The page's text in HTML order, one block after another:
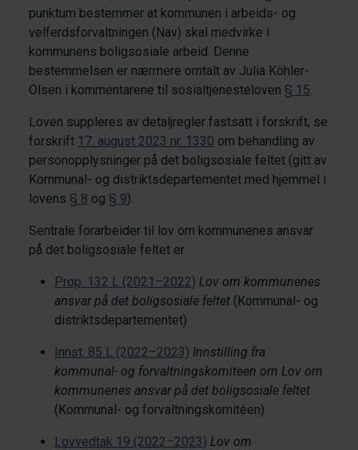
punktum bestemmer at kommunen i arbeids- og
velferdsforvaltningen (Nav) skal medvirke i
kommunens boligsosiale arbeid. Denne
bestemmelsen er nærmere omtalt av Julia Köhler-
Olsen i kommentarene til sosialtjenesteloven § 15
Loven suppleres av detaljregler fastsatt i forskrift, se
forskrift 17. august 2023 nr. 1330 om behandling av
personopplysninger på det boligsosiale feltet (gitt av
Kommunal- og distriktsdepartementet med hjemmel i
lovens § 8 og § 9).
Sentrale forarbeider til lov om kommunenes ansvar
på det boligsosiale feltet er
Prop. 132 L (2021–2022) Lov om kommunenes
ansvar på det boligsosiale feltet (Kommunal- og
distriktsdepartementet)
Innst. 85 L (2022–2023) Innstilling fra
kommunal- og forvaltningskomiteen om Lov om
kommunenes ansvar på det boligsosiale feltet
(Kommunal- og forvaltningskomitéen)
Lovvedtak 19 (2022–2023) Lov om